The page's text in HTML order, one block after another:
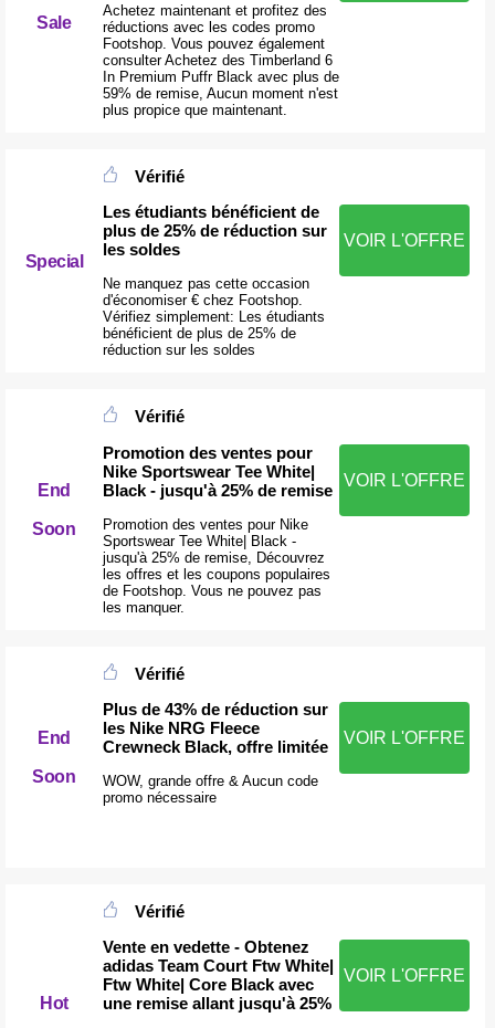
Sale
Achetez maintenant et profitez des
réductions avec les codes promo
Footshop. Vous pouvez également
consulter Achetez des Timberland 6
In Premium Puffr Black avec plus de
59% de remise, Aucun moment n'est
plus propice que maintenant.
Special
Vérifié
Les étudiants bénéficient de
plus de 25% de réduction sur
les soldes
Ne manquez pas cette occasion
d'économiser € chez Footshop.
Vérifiez simplement: Les étudiants
bénéficient de plus de 25% de
réduction sur les soldes
VOIR L'OFFRE
End
Soon
Vérifié
Promotion des ventes pour
Nike Sportswear Tee White|
Black - jusqu'à 25% de remise
Promotion des ventes pour Nike
Sportswear Tee White| Black -
jusqu'à 25% de remise, Découvrez
les offres et les coupons populaires
de Footshop. Vous ne pouvez pas
les manquer.
VOIR L'OFFRE
End
Soon
Vérifié
Plus de 43% de réduction sur
les Nike NRG Fleece
Crewneck Black, offre limitée
WOW, grande offre & Aucun code
promo nécessaire
VOIR L'OFFRE
Hot
Vérifié
Vente en vedette - Obtenez
adidas Team Court Ftw White|
Ftw White| Core Black avec
une remise allant jusqu'à 25%
VOIR L'OFFRE